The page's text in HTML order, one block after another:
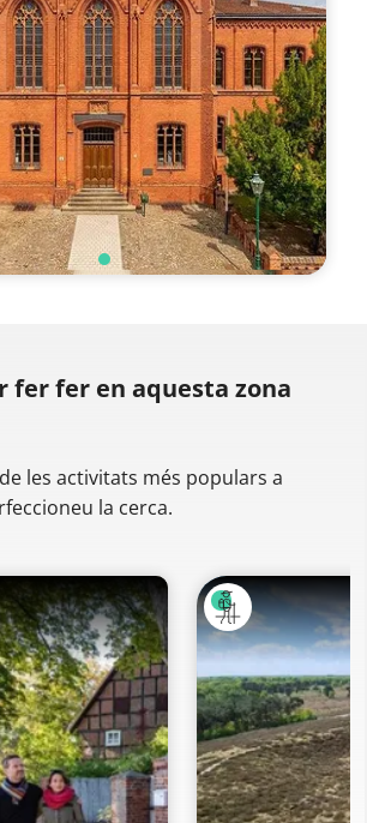
ferfer en aquesta zona
les activitats més populars a
la cerca.